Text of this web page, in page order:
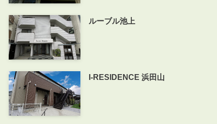
ルーブル池上
I-RESIDENCE 浜田山